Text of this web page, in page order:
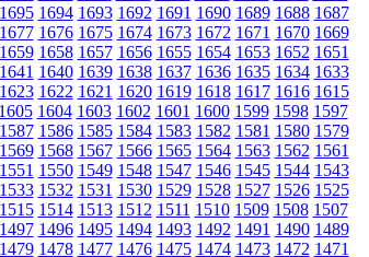
1695 1694 1693 1692 1691 1690 1689 1688 1687
1677 1676 1675 1674 1673 1672 1671 1670 1669
1659 1658 1657 1656 1655 1654 1653 1652 1651
1641 1640 1639 1638 1637 1636 1635 1634 1633
1623 1622 1621 1620 1619 1618 1617 1616 1615
1605 1604 1603 1602 1601 1600 1599 1598 1597
1587 1586 1585 1584 1583 1582 1581 1580 1579
1569 1568 1567 1566 1565 1564 1563 1562 1561
1551 1550 1549 1548 1547 1546 1545 1544 1543
1533 1532 1531 1530 1529 1528 1527 1526 1525
1515 1514 1513 1512 1511 1510 1509 1508 1507
1497 1496 1495 1494 1493 1492 1491 1490 1489
1479 1478 1477 1476 1475 1474 1473 1472 1471